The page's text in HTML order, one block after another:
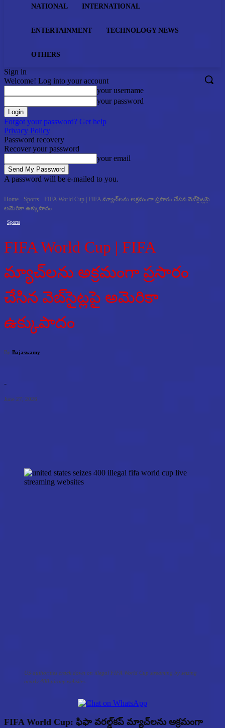
NATIONAL INTERNATIONAL
ENTERTAINMENT TECHNOLOGY NEWS
OTHERS
Sign in
Welcome! Log into your account
your username
your password
Forgot your password? Get help
Privacy Policy
Password recovery
Recover your password
your email
A password will be e-mailed to you.
Home Sports
FIFA World Cup | FIFA మ్యాచ్‌లను అక్రమంగా ప్రసారం చేసిన వెబ్‌సైట్లపై
అమెరికా ఉక్కుపాదం
Sports
FIFA World Cup | FIFA
మ్యాచ్‌లను అక్రమంగా ప్రసారం
చేసిన వెబ్‌సైట్లపై అమెరికా
ఉక్కుపాదం
By Bajaswamy
-
June 27, 2026
US authorities crack down on illegal FIFA World Cup streaming by seizing
nearly 400 piracy websites.
FIFA World Cup: ఫిఫా వరల్డ్‌కప్ మ్యాచ్‌లను అక్రమంగా